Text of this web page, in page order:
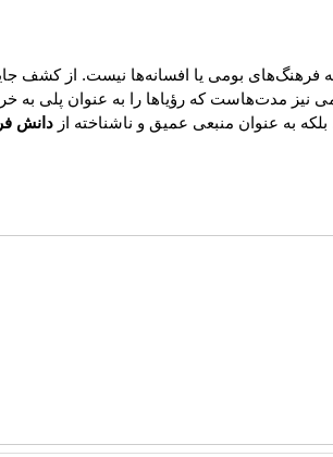
به فرهنگ‌های بومی یا افسانه‌ها نیست. از
مدت‌هاست که رؤیاها را به عنوان پلی به
به عنوان منبعی عمیق و ناشناخته از دانش